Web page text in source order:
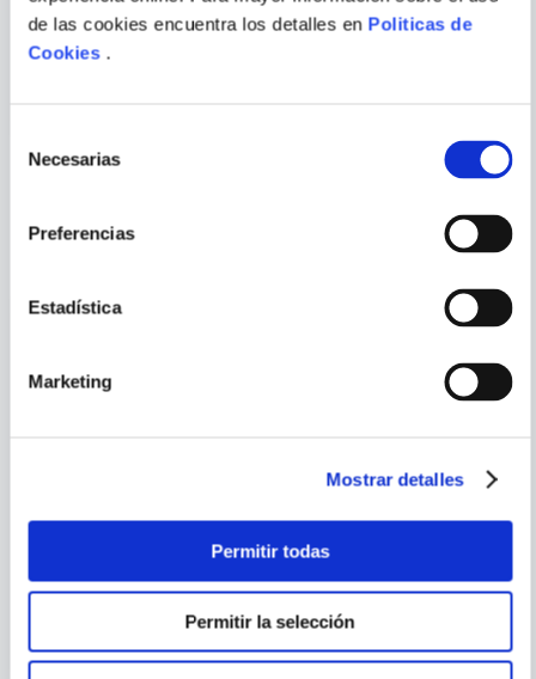
de las cookies encuentra los detalles en Politicas de
Cookies.
Necesarias
Preferencias
Estadística
Marketing
Mostrar detalles
Permitir todas
Permitir la selección
GALVEZ
EL GALLITO GASPAR
A MI ABUELA NO LE GUSTA
VISTE
VER TODOS
A MI ABUELA NO LE GUSTA
MI GATO
EL ZOOKI